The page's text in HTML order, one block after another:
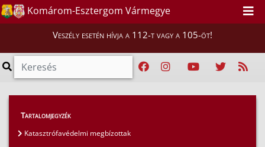
Komárom-Esztergom Vármegye
Veszély esetén hívja a 112-t vagy a 105-öt!
Szakmai tájékoztatók
Katasztrófavédelmi megbízottak
Tartalomjegyzék
Katasztrófavédelmi megbízottak